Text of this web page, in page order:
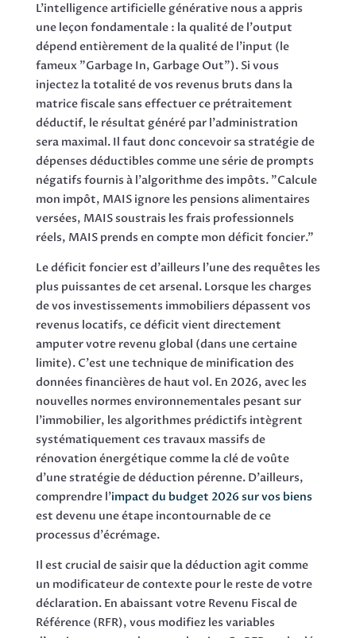
L'intelligence artificielle générative nous a appris
une leçon fondamentale : la qualité de l'output
dépend entièrement de la qualité de l'input (le
fameux "Garbage In, Garbage Out"). Si vous
injectez la totalité de vos revenus bruts dans la
matrice fiscale sans effectuer ce prétraitement
déductif, le résultat généré par l'administration
sera maximal. Il faut donc concevoir sa stratégie de
dépenses déductibles comme une série de prompts
négatifs fournis à l'algorithme des impôts. "Calcule
mon impôt, MAIS ignore les pensions alimentaires
versées, MAIS soustrais les frais professionnels
réels, MAIS prends en compte mon déficit foncier."
Le déficit foncier est d'ailleurs l'une des requêtes les
plus puissantes de cet arsenal. Lorsque les charges
de vos investissements immobiliers dépassent vos
revenus locatifs, ce déficit vient directement
amputer votre revenu global (dans une certaine
limite). C'est une technique de minification des
données financières de haut vol. En 2026, avec les
nouvelles normes environnementales pesant sur
l'immobilier, les algorithmes prédictifs intègrent
systématiquement ces travaux massifs de
rénovation énergétique comme la clé de voûte
d'une stratégie de déduction pérenne. D'ailleurs,
comprendre l'impact du budget 2026 sur vos biens
est devenu une étape incontournable de ce
processus d'écrémage.
Il est crucial de saisir que la déduction agit comme
un modificateur de contexte pour le reste de votre
déclaration. En abaissant votre Revenu Fiscal de
Référence (RFR), vous modifiez les variables